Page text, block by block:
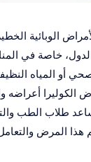
الوبائية
خاصة في
أو المياه
طلاب الطب
المرض